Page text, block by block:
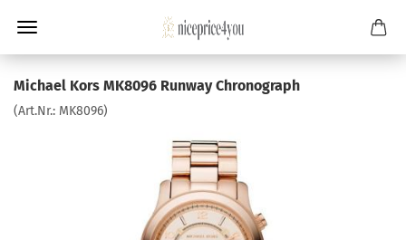
Michael Kors MK8096 Runway Chronograph
(Art.Nr.: MK8096)